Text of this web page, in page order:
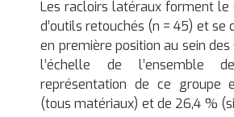
Les racloirs latéraux forment le
d’outils retouchés (n = 45) et se
en première position au sein des
l’échelle de l’ensemble
représentation de ce groupe
(tous matériaux) et de 26,4 %